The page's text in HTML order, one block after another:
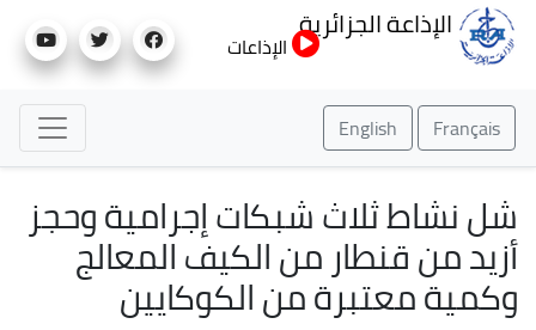
إلى
الإذاعة الجزائرية
الإذاعات
Français
English
شل نشاط ثلاث شبكات إجرامية وحجز
أزيد من قنطار من الكيف المعالج
وكمية معتبرة من الكوكايين